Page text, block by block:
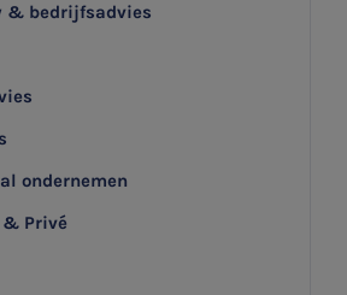
& bedrijfsadvies
ondernemen
& Privé